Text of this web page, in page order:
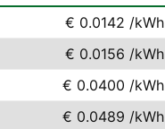
€ 0.0142 /kWh
€ 0.0156 /kWh
€ 0.0400 /kWh
€ 0.0489 /kWh